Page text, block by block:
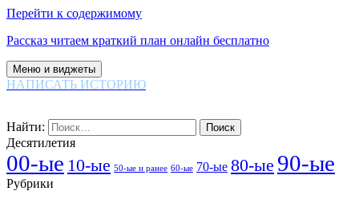
Перейти к содержимому
Рассказ читаем краткий план онлайн бесплатно
Меню и виджеты
НАПИСАТЬ ИСТОРИЮ
Найти:
Десятилетия
00-ые 10-ые 50-ые и ранее 60-ые 70-ые 80-ые 90-ые
Рубрики